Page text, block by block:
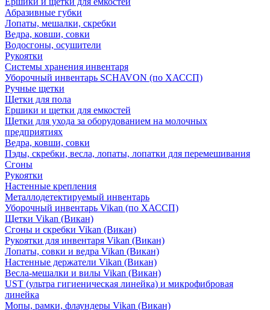
Абразивные губки
Лопаты, мешалки, скребки
Ведра, ковши, совки
Водосгоны, осушители
Рукоятки
Системы хранения инвентаря
Уборочный инвентарь SCHAVON (по ХАССП)
Ручные щетки
Щетки для пола
Ершики и щетки для емкостей
Щетки для ухода за оборудованием на молочных
предприятиях
Ведра, ковши, совки
Пэды, скребки, весла, лопаты, лопатки для перемешивания
Сгоны
Рукоятки
Настенные крепления
Металлодетектируемый инвентарь
Уборочный инвентарь Vikan (по ХАССП)
Щетки Vikan (Викан)
Сгоны и скребки Vikan (Викан)
Рукоятки для инвентаря Vikan (Викан)
Лопаты, совки и ведра Vikan (Викан)
Настенные держатели Vikan (Викан)
Весла-мешалки и вилы Vikan (Викан)
UST (ультра гигиеническая линейка) и микрофибровая
линейка
Мопы, рамки, флаундеры Vikan (Викан)